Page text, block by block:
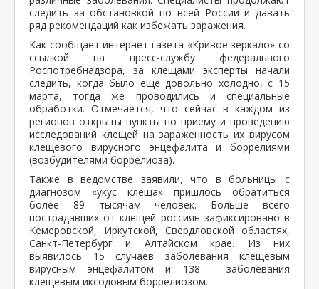
следить за обстановкой по всей России и давать
ряд рекомендаций как избежать заражения.
Как сообщает интернет-газета «Кривое зеркало» со
ссылкой на пресс-службу федерального
Роспотребнадзора, за клещами эксперты начали
следить, когда было еще довольно холодно, с 15
марта, тогда же проводились и специальные
обработки. Отмечается, что сейчас в каждом из
регионов открыты пункты по приему и проведению
исследований клещей на зараженность их вирусом
клещевого вирусного энцефалита и боррелиями
(возбудителями боррелиоза).
Также в ведомстве заявили, что в больницы с
диагнозом «укус клеща» пришлось обратиться
более 89 тысячам человек. Больше всего
пострадавших от клещей россиян зафиксировано в
Кемеровской, Иркутской, Свердловской областях,
Санкт-Петербург и Алтайском крае. Из них
выявилось 15 случаев заболевания клещевым
вирусным энцефалитом и 138 - заболевания
клещевым иксодовым боррелиозом.